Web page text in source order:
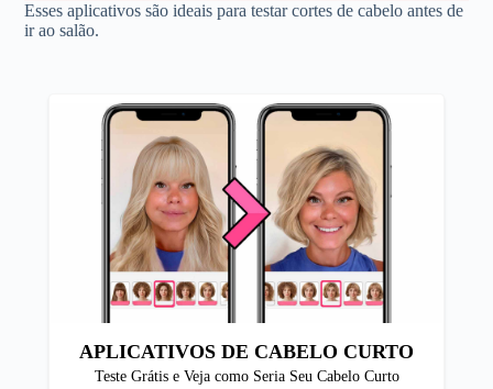
Esses aplicativos são ideais para testar cortes de cabelo antes de
ir ao salão.
APLICATIVOS DE CABELO CURTO
Teste Grátis e Veja como Seria Seu Cabelo Curto